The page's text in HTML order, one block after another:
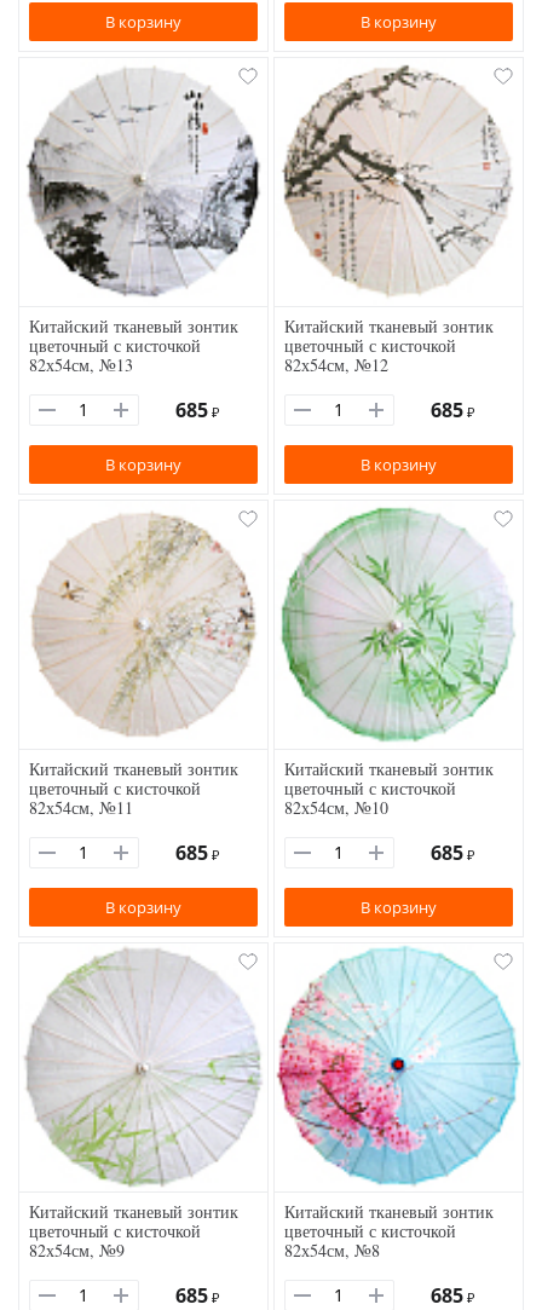
В корзину В корзину
Китайский тканевый зонтик
цветочный с кисточкой
82х54см, №13
685 ₽
В корзину
Китайский тканевый зонтик
цветочный с кисточкой
82х54см, №12
685 ₽
В корзину
Китайский тканевый зонтик
цветочный с кисточкой
82х54см, №11
685 ₽
В корзину
Китайский тканевый зонтик
цветочный с кисточкой
82х54см, №10
685 ₽
В корзину
Китайский тканевый зонтик
цветочный с кисточкой
82х54см, №9
685 ₽
Китайский тканевый зонтик
цветочный с кисточкой
82х54см, №8
685 ₽